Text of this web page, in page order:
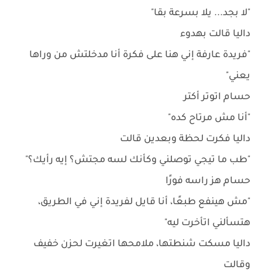
"لا بجد... يلا بسرعة بقا"
داليا قالت بهدوء
"فريدة عارفة إني هنا على فكرة أنا مدخلتش من وراها
يعني"
حسام اتوتر أكتر
"أنا مش مرتاح كده"
داليا فكرت لحظة وبعدين قالت
"طب ما تيجي توصلني وكأنك لسه مجتش؟ إيه رأيك؟"
حسام هز راسه فورًا
"مش هينفع طبعًا، أنا قايل لفريدة إني في الطريق،
هتسألني اتأخرت ليه"
داليا مسكت شنطتها، ملامحها اتغيرت لحزن خفيف
وقالت